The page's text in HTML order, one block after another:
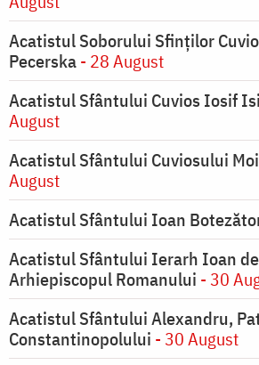
Acatistul Soborului Sfinților
Pecerska- 28 August
Acatistul Sfântului Cuvios Iosif
August
Acatistul Sfântului Cuviosului
August
Acatistul Sfântului Ioan
Acatistul Sfântului Ierarh Ioan de
Arhiepiscopul Romanului - 30
Acatistul Sfântului Alexandru,
Constantinopolului - 30 August